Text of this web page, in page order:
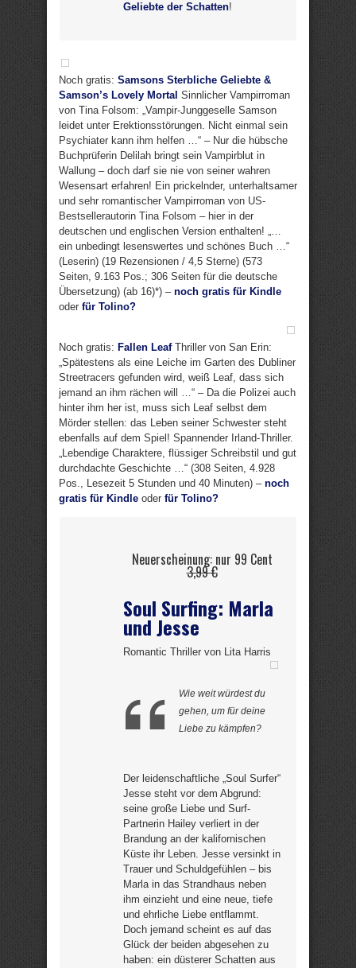
Geliebte der Schatten!
Noch gratis: Samsons Sterbliche Geliebte &
Samson’s Lovely Mortal Sinnlicher Vampirroman
von Tina Folsom: „Vampir-Junggeselle Samson
leidet unter Erektionsstörungen. Nicht einmal sein
Psychiater kann ihm helfen …“ – Nur die hübsche
Buchprüferin Delilah bringt sein Vampirblut in
Wallung – doch darf sie nie von seiner wahren
Wesensart erfahren! Ein prickelnder, unterhaltsamer
und sehr romantischer Vampirroman von US-
Bestsellerautorin Tina Folsom – hier in der
deutschen und englischen Version enthalten! „…
ein unbedingt lesenswertes und schönes Buch …“
(Leserin) (19 Rezensionen / 4,5 Sterne) (573
Seiten, 9.163 Pos.; 306 Seiten für die deutsche
Übersetzung) (ab 16)*) – noch gratis für Kindle
oder für Tolino?
Noch gratis: Fallen LeafThriller von San Erin:
„Spätestens als eine Leiche im Garten des Dubliner
Streetracers gefunden wird, weiß Leaf, dass sich
jemand an ihm rächen will …“ – Da die Polizei auch
hinter ihm her ist, muss sich Leaf selbst dem
Mörder stellen: das Leben seiner Schwester steht
ebenfalls auf dem Spiel! Spannender Irland-Thriller.
„Lebendige Charaktere, flüssiger Schreibstil und gut
durchdachte Geschichte …“ (308 Seiten, 4.928
Pos., Lesezeit 5 Stunden und 40 Minuten) – noch
gratis für Kindle oder für Tolino?
Neuerscheinung: nur 99 Cent
3,99 €
Soul Surfing: Marla
und Jesse
Romantic Thriller von Lita Harris
Wie weit würdest du
gehen, um für deine
Liebe zu kämpfen?
Der leidenschaftliche „Soul Surfer“
Jesse steht vor dem Abgrund:
seine große Liebe und Surf-
Partnerin Hailey verliert in der
Brandung an der kalifornischen
Küste ihr Leben. Jesse versinkt in
Trauer und Schuldgefühlen – bis
Marla in das Strandhaus neben
ihm einzieht und eine neue, tiefe
und ehrliche Liebe entflammt.
Doch jemand scheint es auf das
Glück der beiden abgesehen zu
haben: ein düsterer Schatten aus